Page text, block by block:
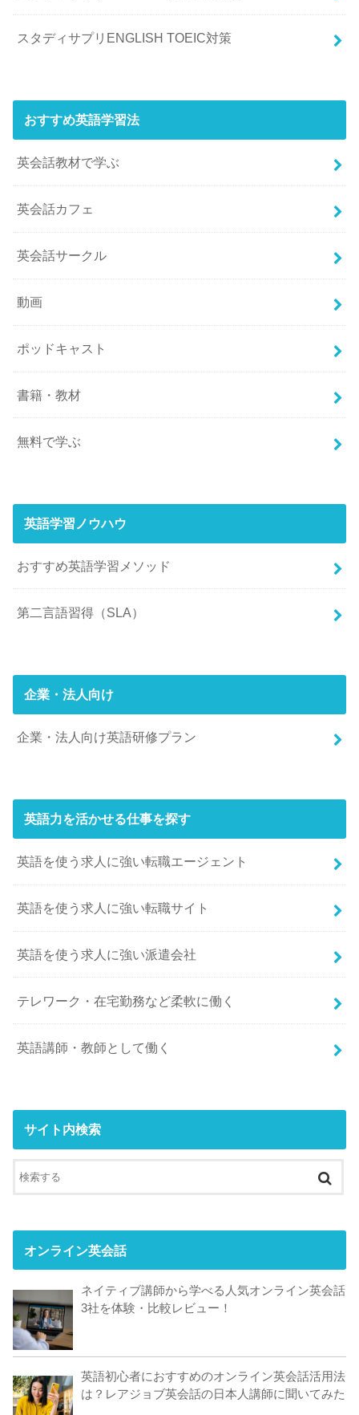
スタディサプリENGLISH TOEIC対策
おすすめ英語学習法
英会話教材で学ぶ
英会話カフェ
英会話サークル
動画
ポッドキャスト
書籍・教材
無料で学ぶ
英語学習ノウハウ
おすすめ英語学習メソッド
第二言語習得（SLA）
企業・法人向け
企業・法人向け英語研修プラン
英語力を活かせる仕事を探す
英語を使う求人に強い転職エージェント
英語を使う求人に強い転職サイト
英語を使う求人に強い派遣会社
テレワーク・在宅勤務など柔軟に働く
英語講師・教師として働く
サイト内検索
オンライン英会話
ネイティブ講師から学べる人気オンライン英会話
3社を体験・比較レビュー！
英語初心者におすすめのオンライン英会話活用法
は？レアジョブ英会話の日本人講師に聞いてみた